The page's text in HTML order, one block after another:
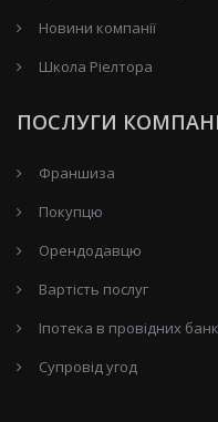
Новини компанії
Школа Ріелтора
ПОСЛУГИ
Франшиза
Покупцю
Орендодавцю
Вартість послуг
Іпотека в провідних
Супровід угод